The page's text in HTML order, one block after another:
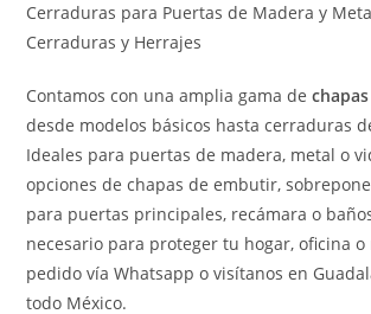
Cerraduras para Puertas de Madera y
Cerraduras y Herrajes
Contamos con una amplia gama de
desde modelos básicos hasta cerraduras
Ideales para puertas de madera, metal o
opciones de chapas de embutir,
para puertas principales, recámara o
necesario para proteger tu hogar, oficina o
pedido vía Whatsapp o visítanos en
todo México.